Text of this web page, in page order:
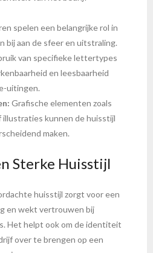
spelen een belangrijke rol in
bij aan de sfeer en uitstraling.
van specifieke lettertypes
en leesbaarheid
uitingen.
Grafische elementen zoals
illustraties kunnen de huisstijl
maken.
Sterke Huisstijl
huisstijl zorgt voor een
en wekt vertrouwen bij
Het helpt ook om de identiteit
over te brengen op een